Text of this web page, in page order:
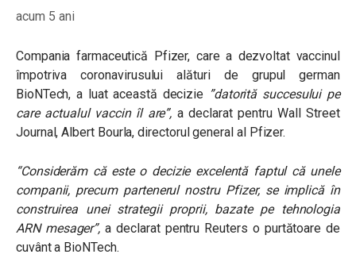
acum 5 ani
Compania farmaceutică Pfizer, care a dezvoltat vaccinul
împotriva coronavirusului alături de grupul german
BioNTech, a luat această decizie ”datorită succesului pe
care actualul vaccin îl are”, a declarat pentru Wall Street
Journal, Albert Bourla, directorul general al Pfizer.
“Considerăm că este o decizie excelentă faptul că unele
companii, precum partenerul nostru Pfizer, se implică în
construirea unei strategii proprii, bazate pe tehnologia
ARN mesager”,a declarat pentru Reuters o purtătoare de
cuvânt a BioNTech.